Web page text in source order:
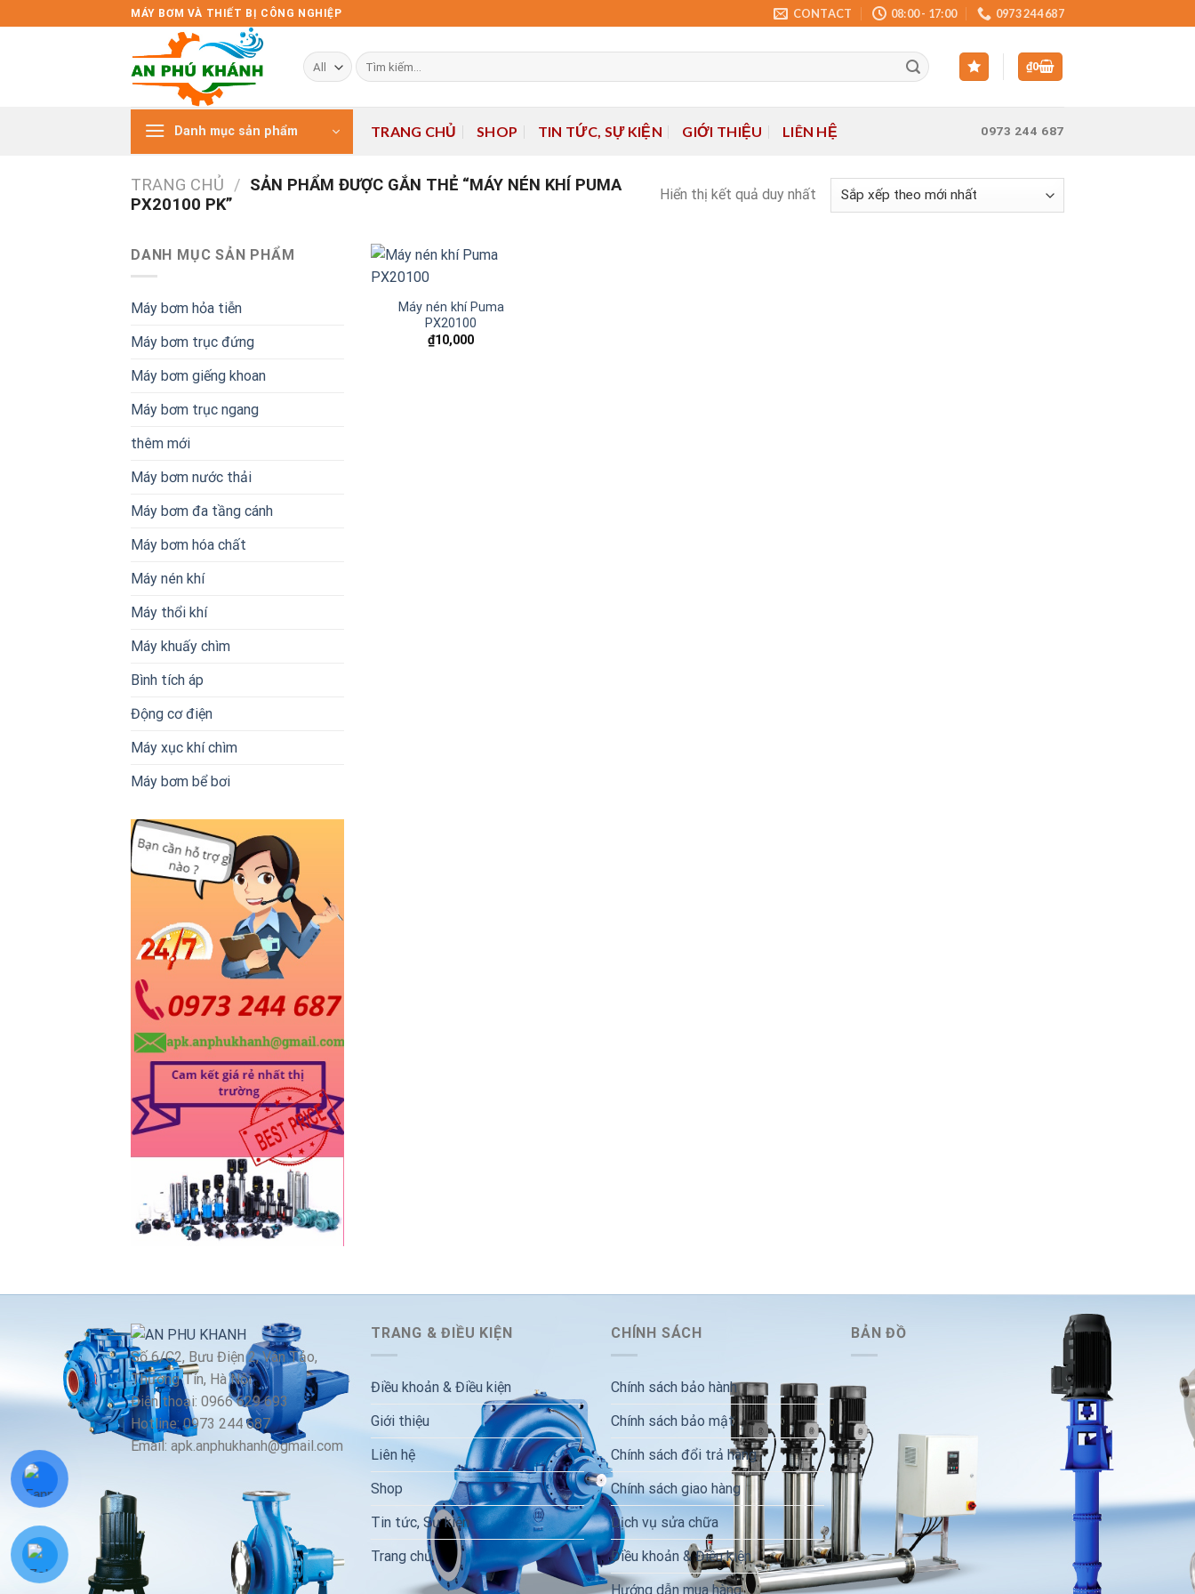
to
MÁY BƠM VÀ THIẾT BỊ CÔNG NGHIỆP CONTACT 08:00 - 17:00 0973 244 687
Tìm
kiếm:
₫0
Danh mục sản phẩm TRANG CHỦ SHOP TIN TỨC, SỰ KIỆN GIỚI THIỆU LIÊN HỆ 0973 244 687
TRANG CHỦ / SẢN PHẨM ĐƯỢC GẮN THẺ “MÁY NÉN KHÍ PUMA
PX20100 PK”
Hiển thị kết quả duy nhất
DANH MỤC SẢN PHẨM
Máy bơm hỏa tiễn
Máy bơm trục đứng
Máy bơm giếng khoan
Máy bơm trục ngang
thêm mới
Máy bơm nước thải
Máy bơm đa tầng cánh
Máy bơm hóa chất
Máy nén khí
Máy thổi khí
Máy khuấy chìm
Bình tích áp
Động cơ điện
Máy xục khí chìm
Máy bơm bể bơi
Máy nén khí Puma
PX20100
₫10,000
Số 6/C2, Bưu Điện 2, Vân Tảo,
Thường Tín, Hà Nội
Điện thoại: 0966 629 693
Hotline: 0973 244 687
Email: apk.anphukhanh@gmail.com
TRANG & ĐIỀU KIỆN
Điều khoản & Điều kiện
Giới thiệu
Liên hệ
Shop
Tin tức, Sự kiện
Trang chủ
CHÍNH SÁCH
Chính sách bảo hành
Chính sách bảo mật
Chính sách đổi trả hàng
Chính sách giao hàng
Dịch vụ sửa chữa
Điều khoản & Điều kiện
Hướng dẫn mua hàng
BẢN ĐỒ